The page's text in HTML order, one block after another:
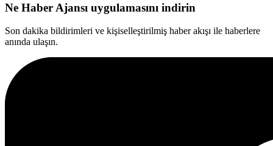
Ne Haber Ajansı uygulamasını indirin
Son dakika bildirimleri ve kişiselleştirilmiş haber akışı ile haberlere
anında ulaşın.